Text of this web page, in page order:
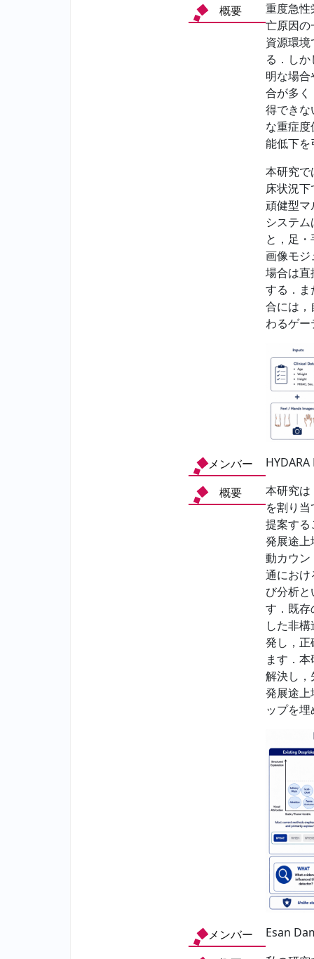
概要
重度急
亡原因
資源環
る．し
明な場
合が多
得でき
な重症
能低下
本研究
床状況
頑健型
システ
と，足
画像モ
場合は
する．
合には
わるゲ
メンバー
概要
本研究
を割り
提案す
発展途
動カウ
通にお
び分析
す．既
した非
発し，
ます．
解決し
発展途
ップを
メンバー
Esan